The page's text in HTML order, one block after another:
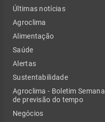
Últimas notícias
Agroclima
Alimentação
Saúde
Alertas
Sustentabilidade
Agroclima - Boletim Semanal
de previsão do tempo
Negócios